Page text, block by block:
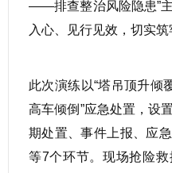
——排查整治风险隐患”
入心、见行见效，切实筑
此次演练以“塔吊顶升倾
高车倾倒”应急处置，设
期处置、事件上报、应
等7个环节。现场抢险